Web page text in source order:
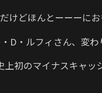
けどほんとーーーにお
D・ルフィさん、変
上初のマイナスキャッ